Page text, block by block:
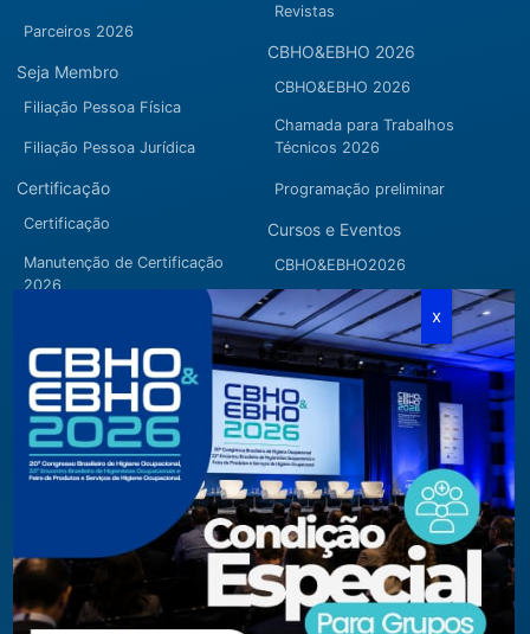
Parceiros 2026
Seja Membro
Filiação Pessoa Física
Filiação Pessoa Jurídica
Certificação
Certificação
Manutenção de Certificação
2026
Revistas
CBHO&EBHO 2026
CBHO&EBHO 2026
Chamada para Trabalhos
Técnicos 2026
Programação preliminar
Cursos e Eventos
CBHO&EBHO2026
Cursos Modulares
Eventos Apoiados
Eventos Regionais
Loja
Fone/Fax: